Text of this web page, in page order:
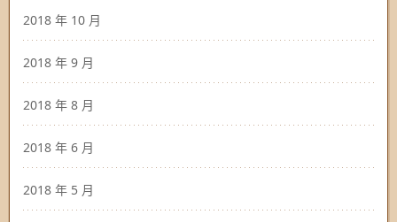
2018 年 10 月
2018 年 9 月
2018 年 8 月
2018 年 6 月
2018 年 5 月